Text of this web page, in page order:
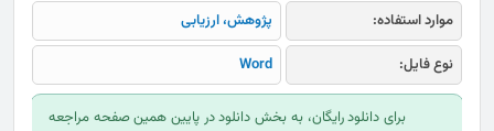
موارد استفاده:
پژوهش، ارزیابی
نوع فایل:
Word
برای دانلود رایگان، به بخش دانلود در پایین همین صفحه مراجعه